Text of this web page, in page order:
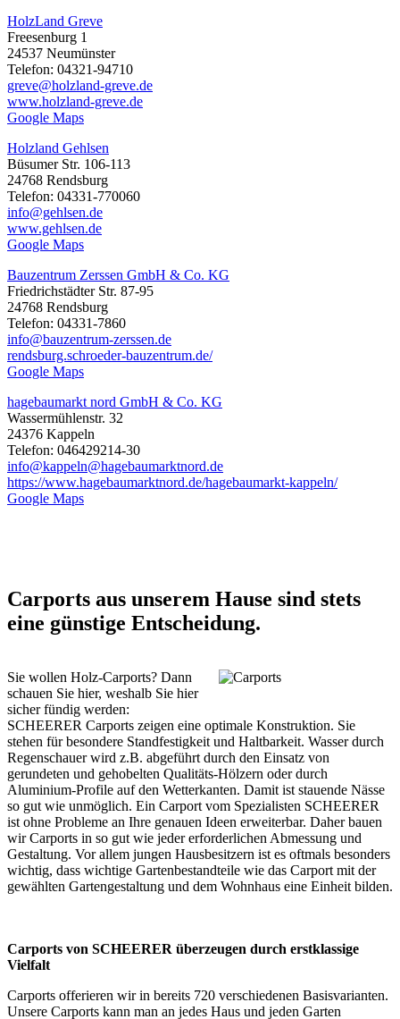
HolzLand Greve
Freesenburg 1
24537 Neumünster
Telefon: 04321-94710
greve@holzland-greve.de
www.holzland-greve.de
Google Maps
Holzland Gehlsen
Büsumer Str. 106-113
24768 Rendsburg
Telefon: 04331-770060
info@gehlsen.de
www.gehlsen.de
Google Maps
Bauzentrum Zerssen GmbH & Co. KG
Friedrichstädter Str. 87-95
24768 Rendsburg
Telefon: 04331-7860
info@bauzentrum-zerssen.de
rendsburg.schroeder-bauzentrum.de/
Google Maps
hagebaumarkt nord GmbH & Co. KG
Wassermühlenstr. 32
24376 Kappeln
Telefon: 046429214-30
info@kappeln@hagebaumarktnord.de
https://www.hagebaumarktnord.de/hagebaumarkt-kappeln/
Google Maps
Carports aus unserem Hause sind stets
eine günstige Entscheidung.
Sie wollen Holz-Carports? Dann
schauen Sie hier, weshalb Sie hier
sicher fündig werden:
SCHEERER Carports zeigen eine optimale Konstruktion. Sie
stehen für besondere Standfestigkeit und Haltbarkeit. Wasser durch
Regenschauer wird z.B. abgeführt durch den Einsatz von
gerundeten und gehobelten Qualitäts-Hölzern oder durch
Aluminium-Profile auf den Wetterkanten. Damit ist stauende Nässe
so gut wie unmöglich. Ein Carport vom Spezialisten SCHEERER
ist ohne Probleme an Ihre genauen Ideen erweiterbar. Daher bauen
wir Carports in so gut wie jeder erforderlichen Abmessung und
Gestaltung. Vor allem jungen Hausbesitzern ist es oftmals besonders
wichtig, dass wichtige Gartenbestandteile wie das Carport mit der
gewählten Gartengestaltung und dem Wohnhaus eine Einheit bilden.
Carports von SCHEERER überzeugen durch erstklassige
Vielfalt
Carports offerieren wir in bereits 720 verschiedenen Basisvarianten.
Unsere Carports kann man an jedes Haus und jeden Garten